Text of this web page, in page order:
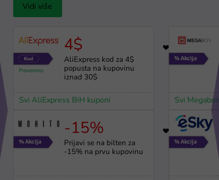
Vidi više
4$
AliExpress kod za 4$
popusta na kupovinu
iznad 30$
Svi AliExpress BiH kuponi
-15%
Prijavi se na bilten za
-15% na prvu kupovinu
Svi